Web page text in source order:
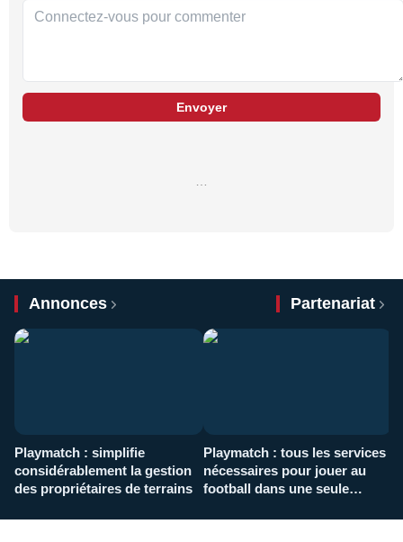
Envoyer
…
Annonces Partenariat
Playmatch : simplifie
considérablement la gestion
des propriétaires de terrains
Playmatch : tous les services
nécessaires pour jouer au
football dans une seule